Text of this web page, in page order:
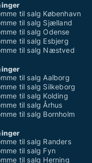
til salg København
til salg Sjælland
til salg Odense
til salg Esbjerg
til salg Næstved
til salg Aalborg
til salg Silkeborg
til salg Kolding
til salg Århus
til salg Bornholm
til salg Randers
til salg Fyn
til salg Herning